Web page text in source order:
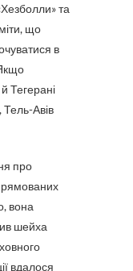
та
що
в
Тегерані
Тель-Авів
про
вона
шейха
вдалося